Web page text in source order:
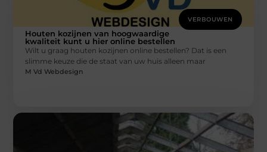
VERBOUWEN
Houten kozijnen van hoogwaardige
kwaliteit kunt u hier online bestellen
Wilt u graag houten kozijnen online bestellen? Dat is een
slimme keuze die de staat van uw huis alleen maar
M Vd Webdesign